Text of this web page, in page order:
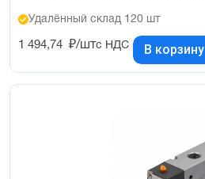
Удалённый склад 120 шт
1 494,74 ₽/штс НДС В корзину